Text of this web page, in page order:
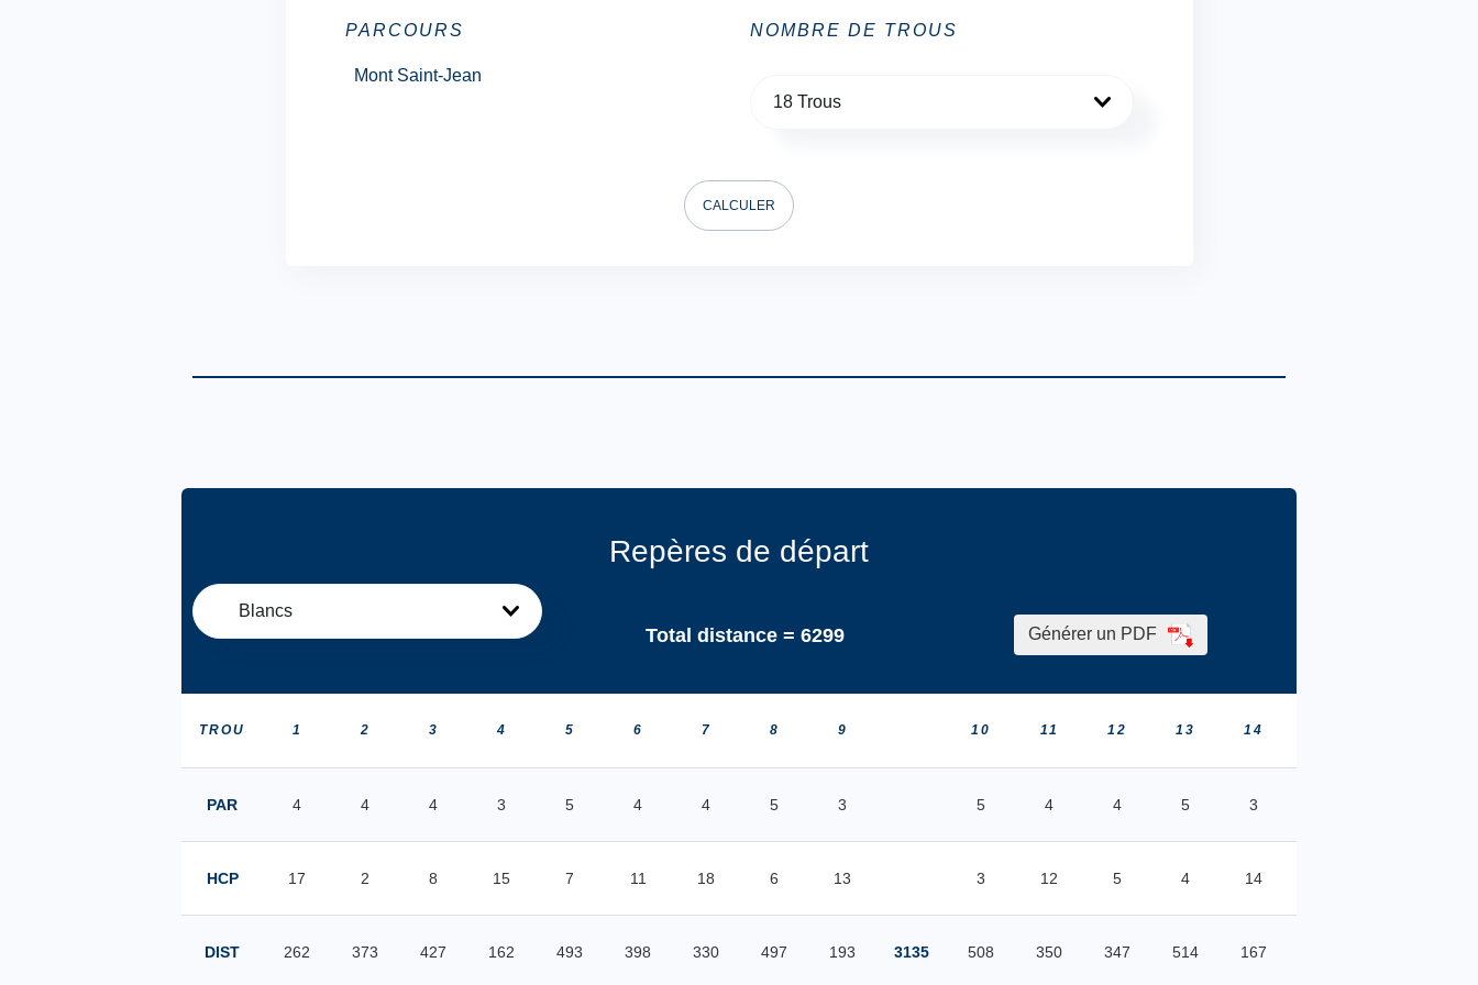
PARCOURS
Mont Saint-Jean
NOMBRE DE TROUS
18 Trous
CALCULER
Repères de départ
Blancs
Total distance = 6299 Générer un PDF
TROU 1 2 3 4 5 6 7 8 9 10 11 12 13 14
PAR 4 4 4 3 5 4 4 5 3 5 4 4 5 3
HCP 17 2 8 15 7 11 18 6 13 3 12 5 4 14
DIST 262 373 427 162 493 398 330 497 193 3135 508 350 347 514 167